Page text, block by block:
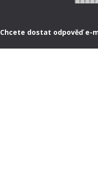
Chcete dostat odpověď e-